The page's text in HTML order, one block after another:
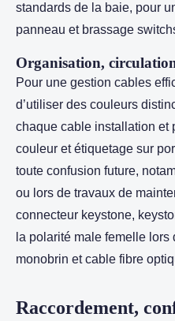
standards de la baie, pour
panneau et brassage
Organisation,
Pour une gestion cables
d’utiliser des couleurs
chaque cable installation et
couleur et étiquetage sur
toute confusion future,
ou lors de travaux de
connecteur keystone,
la polarité male femelle
monobrin et cable fibre
Raccordement,